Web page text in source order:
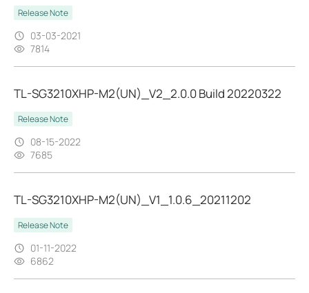
Release Note
03-03-2021
7814
TL-SG3210XHP-M2(UN)_V2_2.0.0 Build 20220322
Release Note
08-15-2022
7685
TL-SG3210XHP-M2(UN)_V1_1.0.6_20211202
Release Note
01-11-2022
6862